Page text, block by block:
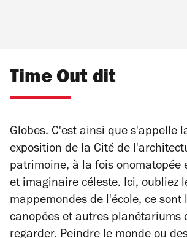
Time Out dit
Globes. C'est ainsi que s'appelle
exposition de la Cité de
patrimoine, à la fois onomatopée
et imaginaire céleste. Ici, oubliez
mappemondes de l'école, ce sont
canopées et autres planétariums